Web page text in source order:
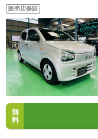
販売店保証
無
料